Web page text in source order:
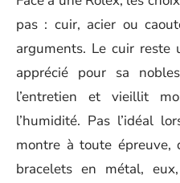
pas : cuir, acier ou
arguments. Le cuir reste
apprécié pour sa
l’entretien et vieillit
l’humidité. Pas l’idéal
montre à toute
bracelets en métal,